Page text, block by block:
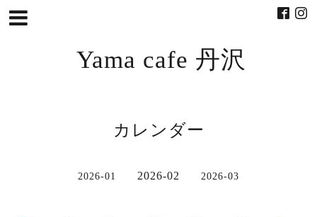
Yama cafe 丹沢
カレンダー
2026-01 2026-02 2026-03